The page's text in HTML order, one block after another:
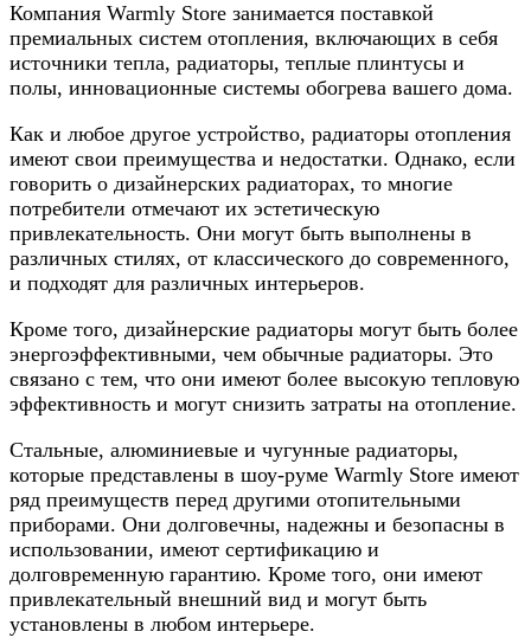
Компания Warmly Store занимается поставкой
премиальных систем отопления, включающих в себя
источники тепла, радиаторы, теплые плинтусы и
полы, инновационные системы обогрева вашего дома.
Как и любое другое устройство, радиаторы отопления
имеют свои преимущества и недостатки. Однако, если
говорить о дизайнерских радиаторах, то многие
потребители отмечают их эстетическую
привлекательность. Они могут быть выполнены в
различных стилях, от классического до современного,
и подходят для различных интерьеров.
Кроме того, дизайнерские радиаторы могут быть более
энергоэффективными, чем обычные радиаторы. Это
связано с тем, что они имеют более высокую тепловую
эффективность и могут снизить затраты на отопление.
Стальные, алюминиевые и чугунные радиаторы,
которые представлены в шоу-руме Warmly Store имеют
ряд преимуществ перед другими отопительными
приборами. Они долговечны, надежны и безопасны в
использовании, имеют сертификацию и
долговременную гарантию. Кроме того, они имеют
привлекательный внешний вид и могут быть
установлены в любом интерьере.